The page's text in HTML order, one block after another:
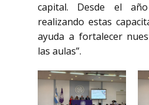
capital. Desde el
realizando estas
ayuda a fortalecer
las aulas”.